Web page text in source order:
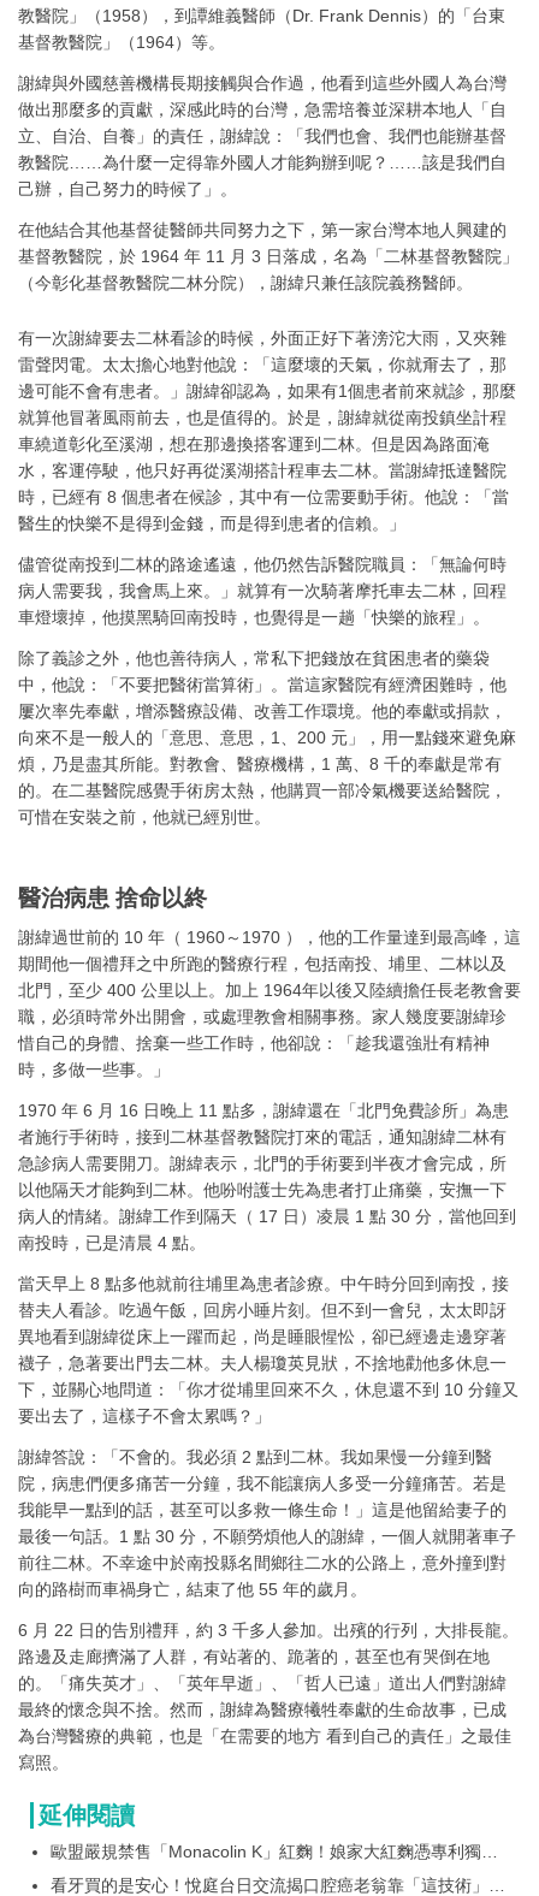
教醫院」（1958），到譚維義醫師（Dr. Frank Dennis）的「台東
基督教醫院」（1964）等。
謝緯與外國慈善機構長期接觸與合作過，他看到這些外國人為台灣
做出那麼多的貢獻，深感此時的台灣，急需培養並深耕本地人「自
立、自治、自養」的責任，謝緯說：「我們也會、我們也能辦基督
教醫院……為什麼一定得靠外國人才能夠辦到呢？……該是我們自
己辦，自己努力的時候了」。
在他結合其他基督徒醫師共同努力之下，第一家台灣本地人興建的
基督教醫院，於 1964 年 11 月 3 日落成，名為「二林基督教醫院」
（今彰化基督教醫院二林分院），謝緯只兼任該院義務醫師。
有一次謝緯要去二林看診的時候，外面正好下著滂沱大雨，又夾雜
雷聲閃電。太太擔心地對他說：「這麼壞的天氣，你就甭去了，那
邊可能不會有患者。」謝緯卻認為，如果有1個患者前來就診，那麼
就算他冒著風雨前去，也是值得的。於是，謝緯就從南投鎮坐計程
車繞道彰化至溪湖，想在那邊換搭客運到二林。但是因為路面淹
水，客運停駛，他只好再從溪湖搭計程車去二林。當謝緯抵達醫院
時，已經有 8 個患者在候診，其中有一位需要動手術。他說：「當
醫生的快樂不是得到金錢，而是得到患者的信賴。」
儘管從南投到二林的路途遙遠，他仍然告訴醫院職員：「無論何時
病人需要我，我會馬上來。」就算有一次騎著摩托車去二林，回程
車燈壞掉，他摸黑騎回南投時，也覺得是一趟「快樂的旅程」。
除了義診之外，他也善待病人，常私下把錢放在貧困患者的藥袋
中，他說：「不要把醫術當算術」。當這家醫院有經濟困難時，他
屢次率先奉獻，增添醫療設備、改善工作環境。他的奉獻或捐款，
向來不是一般人的「意思、意思，1、200 元」，用一點錢來避免麻
煩，乃是盡其所能。對教會、醫療機構，1 萬、8 千的奉獻是常有
的。在二基醫院感覺手術房太熱，他購買一部冷氣機要送給醫院，
可惜在安裝之前，他就已經別世。
醫治病患 捨命以終
謝緯過世前的 10 年（ 1960～1970 ），他的工作量達到最高峰，這
期間他一個禮拜之中所跑的醫療行程，包括南投、埔里、二林以及
北門，至少 400 公里以上。加上 1964年以後又陸續擔任長老教會要
職，必須時常外出開會，或處理教會相關事務。家人幾度要謝緯珍
惜自己的身體、捨棄一些工作時，他卻說：「趁我還強壯有精神
時，多做一些事。」
1970 年 6 月 16 日晚上 11 點多，謝緯還在「北門免費診所」為患
者施行手術時，接到二林基督教醫院打來的電話，通知謝緯二林有
急診病人需要開刀。謝緯表示，北門的手術要到半夜才會完成，所
以他隔天才能夠到二林。他吩咐護士先為患者打止痛藥，安撫一下
病人的情緒。謝緯工作到隔天（ 17 日）凌晨 1 點 30 分，當他回到
南投時，已是清晨 4 點。
當天早上 8 點多他就前往埔里為患者診療。中午時分回到南投，接
替夫人看診。吃過午飯，回房小睡片刻。但不到一會兒，太太即訝
異地看到謝緯從床上一躍而起，尚是睡眼惺忪，卻已經邊走邊穿著
襪子，急著要出門去二林。夫人楊瓊英見狀，不捨地勸他多休息一
下，並關心地問道：「你才從埔里回來不久，休息還不到 10 分鐘又
要出去了，這樣子不會太累嗎？」
謝緯答說：「不會的。我必須 2 點到二林。我如果慢一分鐘到醫
院，病患們便多痛苦一分鐘，我不能讓病人多受一分鐘痛苦。若是
我能早一點到的話，甚至可以多救一條生命！」這是他留給妻子的
最後一句話。1 點 30 分，不願勞煩他人的謝緯，一個人就開著車子
前往二林。不幸途中於南投縣名間鄉往二水的公路上，意外撞到對
向的路樹而車禍身亡，結束了他 55 年的歲月。
6 月 22 日的告別禮拜，約 3 千多人參加。出殯的行列，大排長龍。
路邊及走廊擠滿了人群，有站著的、跪著的，甚至也有哭倒在地
的。「痛失英才」、「英年早逝」、「哲人已遠」道出人們對謝緯
最終的懷念與不捨。然而，謝緯為醫療犧牲奉獻的生命故事，已成
為台灣醫療的典範，也是「在需要的地方 看到自己的責任」之最佳
寫照。
延伸閱讀
歐盟嚴規禁售「Monacolin K」紅麴！娘家大紅麴憑專利獨家
原料 展現極致安全性成全球新趨勢
看牙買的是安心！悅庭台日交流揭口腔癌老翁靠「這技術」保